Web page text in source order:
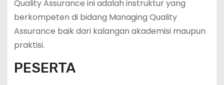
Quality Assurance ini adalah instruktur yang
berkompeten di bidang Managing Quality
Assurance baik dari kalangan akademisi maupun
praktisi.
PESERTA